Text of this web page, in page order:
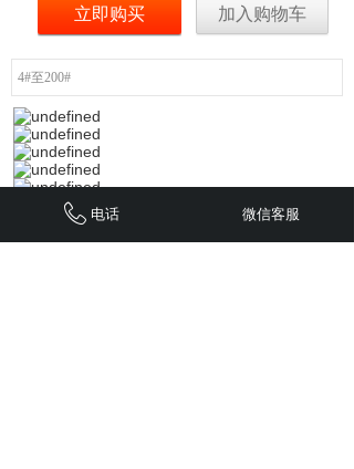
立即购买 加入购物车
4#至200#
电话 微信客服